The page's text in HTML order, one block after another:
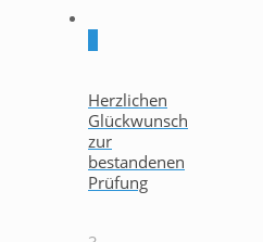
Herzlichen
Glückwunsch
zur
bestandenen
Prüfung